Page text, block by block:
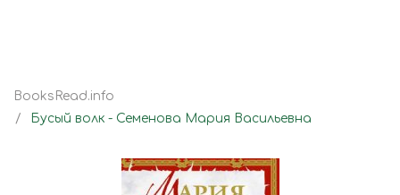
BooksRead.info
Бусый волк - Семенова Мария Васильевна